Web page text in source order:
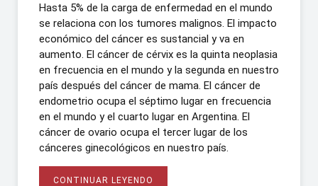
Hasta 5% de la carga de enfermedad en el mundo
se relaciona con los tumores malignos. El impacto
económico del cáncer es sustancial y va en
aumento. El cáncer de cérvix es la quinta neoplasia
en frecuencia en el mundo y la segunda en nuestro
país después del cáncer de mama. El cáncer de
endometrio ocupa el séptimo lugar en frecuencia
en el mundo y el cuarto lugar en Argentina. El
cáncer de ovario ocupa el tercer lugar de los
cánceres ginecológicos en nuestro país.
CONTINUAR LEYENDO